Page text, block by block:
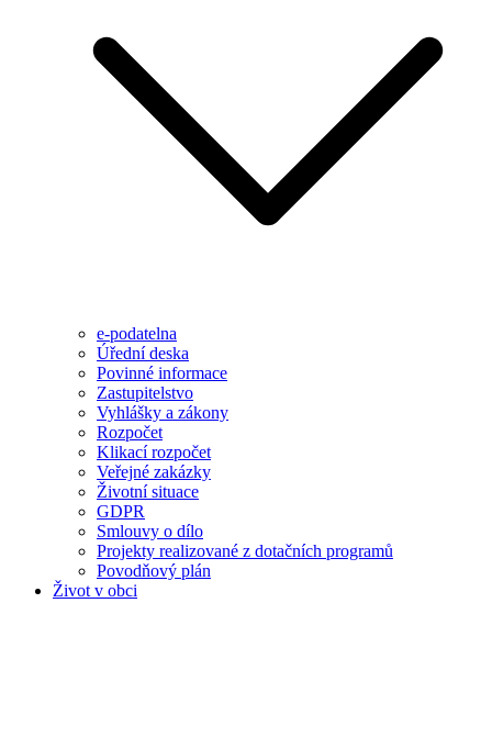
e-podatelna
Úřední deska
Povinné informace
Zastupitelstvo
Vyhlášky a zákony
Rozpočet
Klikací rozpočet
Veřejné zakázky
Životní situace
GDPR
Smlouvy o dílo
Projekty realizované z dotačních programů
Povodňový plán
Život v obci